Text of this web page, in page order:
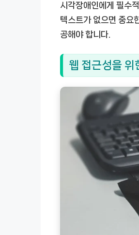
시각장애인에게 필수
텍스트가 없으면 중요
공해야 합니다.
웹 접근성을 위